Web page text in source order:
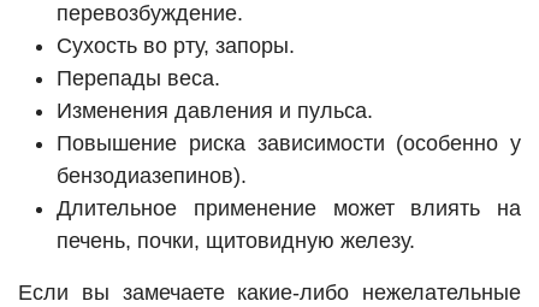
перевозбуждение.
Сухость во рту, запоры.
Перепады веса.
Изменения давления и пульса.
Повышение риска зависимости (особенно у
бензодиазепинов).
Длительное применение может влиять на
печень, почки, щитовидную железу.
Если вы замечаете какие-либо нежелательные